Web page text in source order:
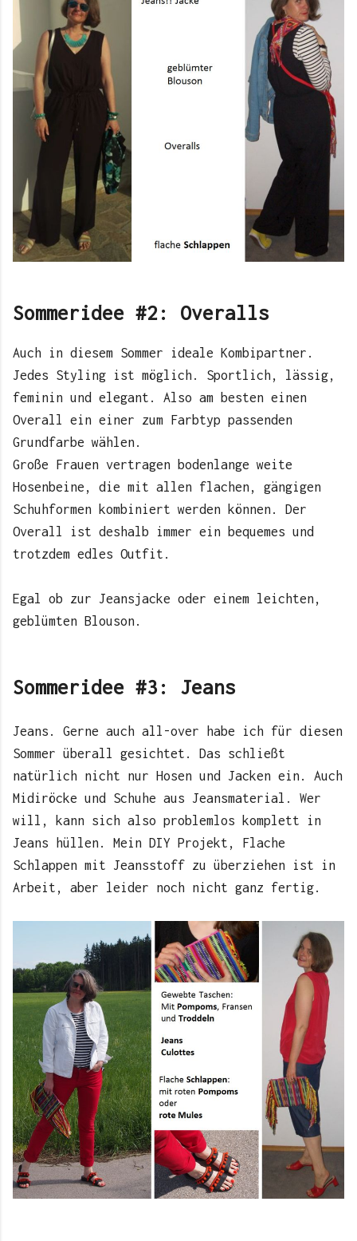
Sommeridee #2: Overalls
Auch in diesem Sommer ideale Kombipartner.
Jedes Styling ist möglich. Sportlich, lässig,
feminin und elegant. Also am besten einen
Overall ein einer zum Farbtyp passenden
Grundfarbe wählen.
Große Frauen vertragen bodenlange weite
Hosenbeine, die mit allen flachen, gängigen
Schuhformen kombiniert werden können. Der
Overall ist deshalb immer ein bequemes und
trotzdem edles Outfit.
Egal ob zur Jeansjacke oder einem leichten,
geblümten Blouson.
Sommeridee #3: Jeans
Jeans. Gerne auch all-over habe ich für diesen
Sommer überall gesichtet. Das schließt
natürlich nicht nur Hosen und Jacken ein. Auch
Midiröcke und Schuhe aus Jeansmaterial. Wer
will, kann sich also problemlos komplett in
Jeans hüllen. Mein DIY Projekt, Flache
Schlappen mit Jeansstoff zu überziehen ist in
Arbeit, aber leider noch nicht ganz fertig.